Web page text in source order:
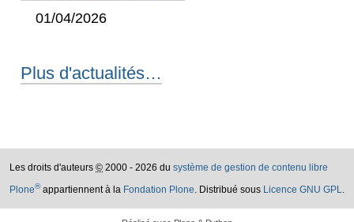
01/04/2026
Plus d'actualités…
Les droits d'auteurs © 2000 - 2026 du système de gestion de contenu libre
Plone®appartiennent à la Fondation Plone. Distribué sous Licence GNU GPL.